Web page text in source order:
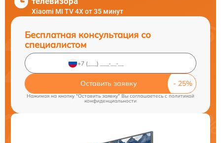
Xiaomi MI TV 4X от 35 минут
Бесплатная консультация со
специалистом
Оставить заявку
Нажимая на кнопку "Оставить заявку" Вы соглашаетесь cполитикой
конфиденциальности